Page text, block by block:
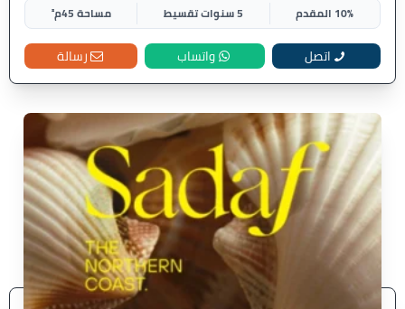
10% المقدم 5 سنوات تقسيط مساحة 45م²
اتصل واتساب رسالة